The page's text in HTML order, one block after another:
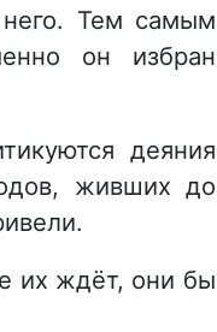
него. Тем самым
он избран
деяния
живших до
их ждёт, они бы